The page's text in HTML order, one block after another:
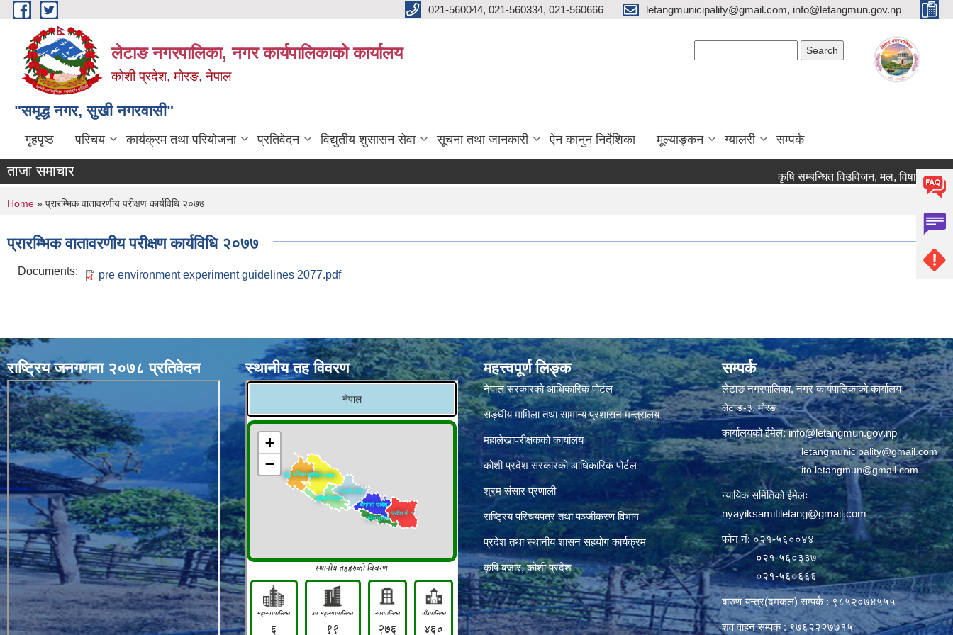
Skip to main content 021-560044, 021-560334, 021-560666 letangmunicipality@gmail.com, info@letangmun.gov.np
लेटाङ नगरपालिका, नगर कार्यपालिकाको कार्यालय
कोशी प्रदेश, मोरङ, नेपाल
"समृद्ध नगर, सुखी नगरवासी"
गृहपृष्ठ परिचय कार्यक्रम तथा परियोजना प्रतिवेदन विद्युतीय शुसासन सेवा सूचना तथा जानकारी ऐन कानुन निर्देशिका मूल्याङ्कन ग्यालरी सम्पर्क
ताजा समाचार कृषि सम्बन्धित विउविजन, मल, विषादी यन्त्र
You are here
Home » प्रारम्भिक वातावरणीय परीक्षण कार्यविधि २०७७
प्रारम्भिक वातावरणीय परीक्षण कार्यविधि २०७७
Documents: pre environment experiment guidelines 2077.pdf
राष्ट्रिय जनगणना २०७८ प्रतिवेदन स्थानीय तह विवरण महत्त्वपूर्ण लिङ्क
नेपाल सरकारको आधिकारिक पोर्टल
सङ्‍घीय मामिला तथा सामान्य प्रशासन मन्त्रालय
महालेखापरीक्षकको कार्यालय
कोशी प्रदेश सरकारको आधिकारिक पोर्टल
श्रम संसार प्रणाली
राष्ट्रिय परिचयपत्र तथा पञ्जीकरण विभाग
प्रदेश तथा स्थानीय शासन सहयोग कार्यक्रम
कृषि बजार, कोशी प्रदेश
सम्पर्क
लेटाङ नगरपालिका, नगर कार्यपालिकाको कार्यालय
लेटाङ-३, मोरङ
कार्यालयको ईमेल:info@letangmun.gov.np
letangmunicipality@gmail.com
ito.letangmun@gmail.com
न्यायिक समितिको ईमेलः
nyayiksamitiletang@gmail.com
फोन नं: ०२१-५६००४४
०२१-५६०३३७
०२१-५६०६६६
बारुण यन्त्र(दमकल) सम्पर्क : ९८५२०७४५५५
शव वाहन सम्पर्क : ९७६२२२७७१५